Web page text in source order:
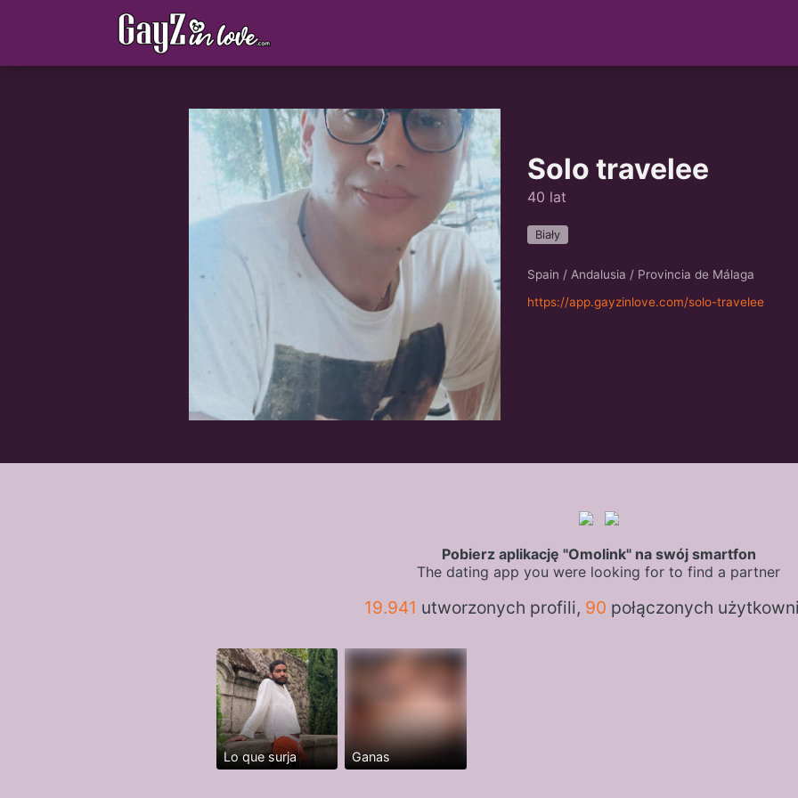
Solo travelee
40 lat
Biały
Spain / Andalusia / Provincia de Málaga
https://app.gayzinlove.com/solo-travelee
Pobierz aplikację "Omolink" na swój smartfon
The dating app you were looking for to find a partner
19.941 utworzonych profili, 90 połączonych
Lo que surja Ganas